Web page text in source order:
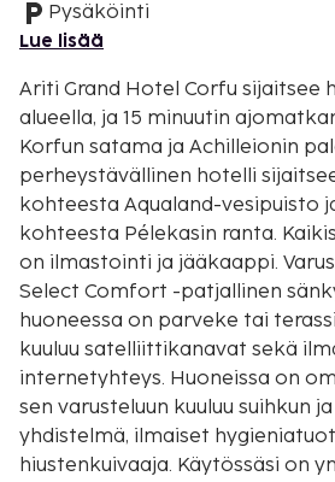
Pysäköinti
Lue lisää
Ariti Grand Hotel Corfu sijaitsee
alueella, ja 15 minuutin
Korfun satama ja Achilleionin palatsi.
perheystävällinen hotelli sijaitsee
kohteesta Aqualand-vesipuisto
kohteesta Pélekasin ranta.
on ilmastointi ja jääkaappi.
Select Comfort -patjallinen
huoneessa on parveke tai
kuuluu satelliittikanavat sekä
internetyhteys. Huoneissa on
sen varusteluun kuuluu suihkun
yhdistelmä, ilmaiset
hiustenkuivaaja. Käytössäsi on ympäri vuorokauden